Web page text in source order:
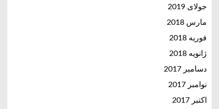
جولای 2019
مارس 2018
فوریه 2018
ژانویه 2018
دسامبر 2017
نوامبر 2017
اکتبر 2017